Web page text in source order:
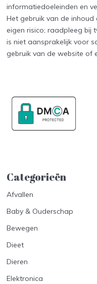
informatiedoeleinden en
Het gebruik van de
eigen risico; raadpleeg bij
is niet aansprakelijk voor
gebruik van de website of
Categorieën
Afvallen
Baby & Ouderschap
Bewegen
Dieet
Dieren
Elektronica